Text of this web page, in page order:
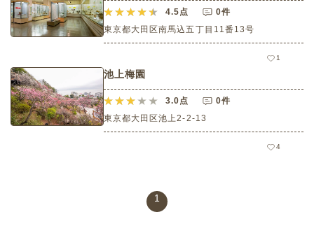
4.5点
0件
東京都大田区南馬込五丁目11番13号
1
池上梅園
3.0点
0件
東京都大田区池上2-2-13
4
1